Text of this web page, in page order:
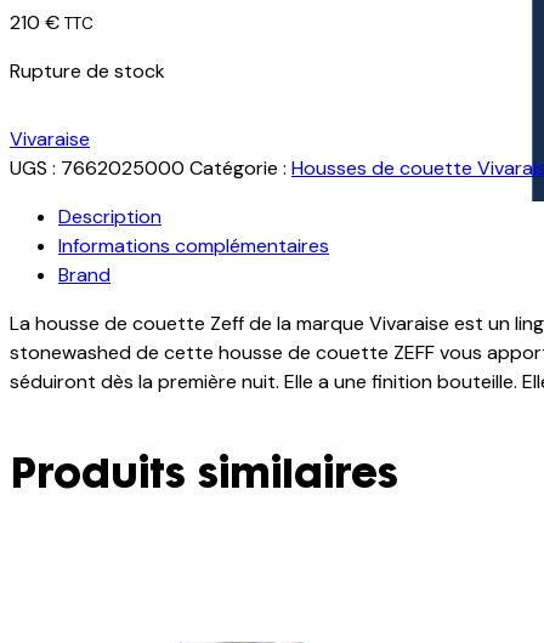
210 € TTC
Rupture de stock
Vivaraise
UGS : 7662025000 Catégorie : Housses de couette
Description
Informations complémentaires
Brand
La housse de couette Zeff de la marque Vivaraise est un
stonewashed de cette housse de couette ZEFF vous
séduiront dès la première nuit. Elle a une finition bouteille.
Produits similaires